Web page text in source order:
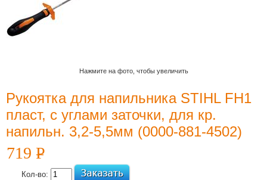
наименование
дилера: ООО
"Электроторг" ИНН/
Новости и
акции
Какой триммер
выбрать,
Нажмите на фото, чтобы увеличить
Рукоятка для напильника STIHL FH1
пласт, с углами заточки, для кр.
напильн. 3,2-5,5мм (0000-881-4502)
719 PУБ.
Кол-во: